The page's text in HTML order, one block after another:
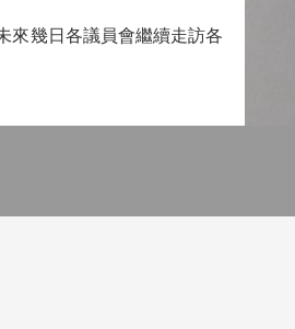
幾日各議員會繼續走訪各